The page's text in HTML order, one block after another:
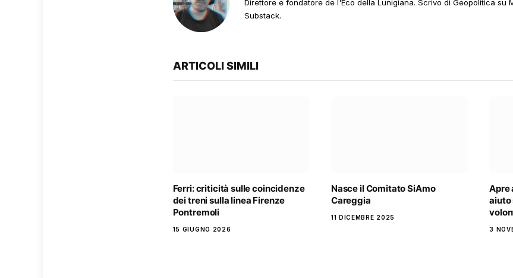
Direttore e fondatore de l'Eco della Lunigiana. Scrivo di Geopolitica su
Substack.
ARTICOLI SIMILI
Ferri: criticità sulle coincidenze
dei treni sulla linea Firenze
Pontremoli
15 GIUGNO 2026
Nasce il Comitato SiAmo
Careggia
11 DICEMBRE 2025
Apre
aiuto
3